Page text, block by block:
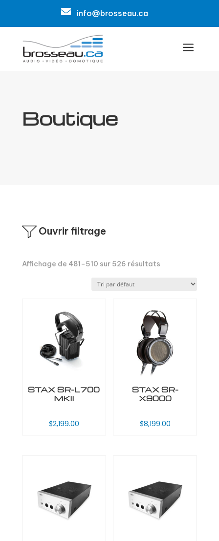
 info@brosseau.ca
a
Boutique
Ouvrir filtrage
Affichage de 481–510 sur 526 résultats
STAX SR-L700
MKII
$2,199.00
STAX SR-
X9000
$8,199.00